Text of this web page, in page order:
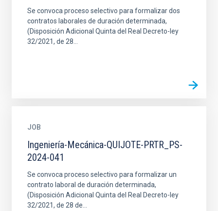
Se convoca proceso selectivo para formalizar dos
contratos laborales de duración determinada,
(Disposición Adicional Quinta del Real Decreto-ley
32/2021, de 28...
JOB
Ingeniería-Mecánica-QUIJOTE-PRTR_PS-
2024-041
Se convoca proceso selectivo para formalizar un
contrato laboral de duración determinada,
(Disposición Adicional Quinta del Real Decreto-ley
32/2021, de 28 de...